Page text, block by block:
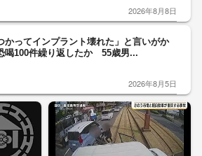
2026年8月8日
かってインプラント壊れた」と言いがか
100件繰り返したか 55歳男...
2026年8月5日